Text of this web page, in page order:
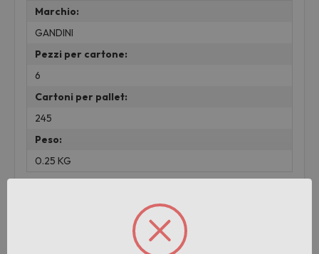
Marchio:
GANDINI
Pezzi per cartone:
6
Cartoni per pallet:
245
Peso:
0.25 KG
Prodotti correlati